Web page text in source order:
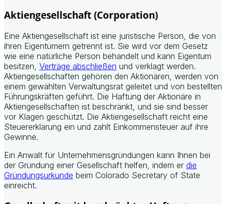
Aktiengesellschaft (Corporation)
Eine Aktiengesellschaft ist eine juristische Person, die von
ihren Eigentümern getrennt ist. Sie wird vor dem Gesetz
wie eine natürliche Person behandelt und kann Eigentum
besitzen, Verträge abschließen und verklagt werden.
Aktiengesellschaften gehören den Aktionären, werden von
einem gewählten Verwaltungsrat geleitet und von bestellten
Führungskräften geführt. Die Haftung der Aktionäre in
Aktiengesellschaften ist beschränkt, und sie sind besser
vor Klagen geschützt. Die Aktiengesellschaft reicht eine
Steuererklärung ein und zahlt Einkommensteuer auf ihre
Gewinne.
Ein Anwalt für Unternehmensgründungen kann Ihnen bei
der Gründung einer Gesellschaft helfen, indem er die
Gründungsurkunde beim Colorado Secretary of State
einreicht.